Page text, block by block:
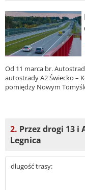
Od 11 marca br.
autostrady A2 Świecko –
pomiędzy Nowym
2. Przez drogi 13 i
Legnica
długość trasy: